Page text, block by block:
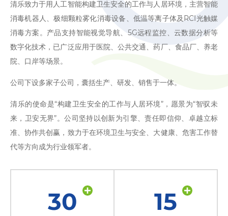
清乐致力于用人工智能构建卫生安全的工作与人居环境，主营智能
消毒机器人、极细颗粒雾化消毒设备、低温等离子体及RCI光触媒
消毒方案。产品支持智能视觉导航、5G远程监控、云数据分析等
数字化技术，已广泛应用于医院、公共交通、药厂、食品厂、养老
院、口岸等场景。
公司下设多家子公司，囊括生产、研发、销售于一体。
清乐的使命是“构建卫生安全的工作与人居环境”，愿景为“智驭未
来，卫安无界”。公司坚持以创新为引擎、责任即信仰、卓越立标
准、协作共创赢，致力于在环境卫生与安全、大健康、危害工作替
代等方向成为行业领军者。
30 15